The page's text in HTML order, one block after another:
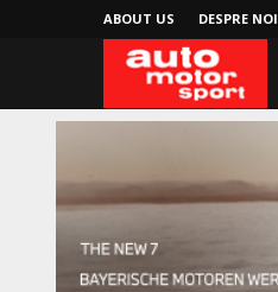
ABOUT US DESPRE NOI